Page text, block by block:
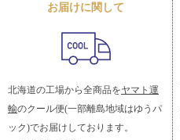
お届けに関して
北海道の工場から全商品をヤマト運
輸のクール便(一部離島地域はゆうパ
ック)でお届けしております。